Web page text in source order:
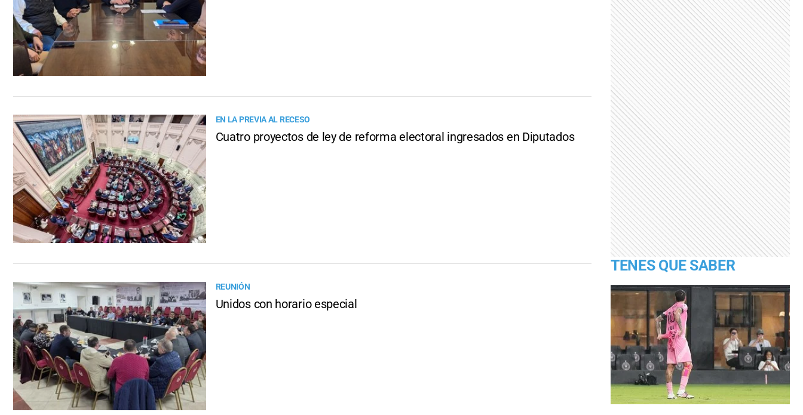
EN LA PREVIA AL RECESO
Cuatro proyectos de ley de reforma electoral ingresados en Diputados
REUNIÓN
Unidos con horario especial
TENES QUE SABER